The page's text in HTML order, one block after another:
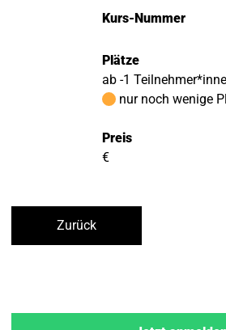
Kurs-Nummer
Plätze
ab -1
nur noch wenige
Preis
€
Zurück